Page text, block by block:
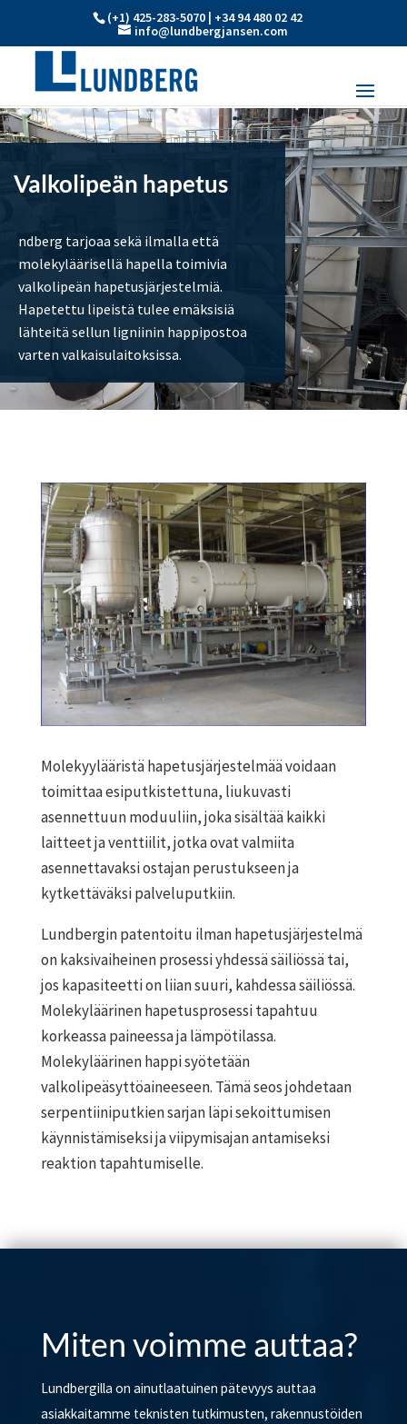
(+1) 425-283-5070 | +34 94 480 02 42
info@lundbergjansen.com
Valkolipeän hapetus
ndberg tarjoaa sekä ilmalla että
molekyläärisellä hapella toimivia
valkolipeän hapetusjärjestelmiä.
Hapetettu lipeistä tulee emäksisiä
lähteitä sellun ligniinin happipostoa
varten valkaisulaitoksissa.
Molekyylääristä hapetusjärjestelmää voidaan
toimittaa esiputkistettuna, liukuvasti
asennettuun moduuliin, joka sisältää kaikki
laitteet ja venttiilit, jotka ovat valmiita
asennettavaksi ostajan perustukseen ja
kytkettäväksi palveluputkiin.
Lundbergin patentoitu ilman hapetusjärjestelmä
on kaksivaiheinen prosessi yhdessä säiliössä tai,
jos kapasiteetti on liian suuri, kahdessa säiliössä.
Molekyläärinen hapetusprosessi tapahtuu
korkeassa paineessa ja lämpötilassa.
Molekyläärinen happi syötetään
valkolipeäsyttöaineeseen. Tämä seos johdetaan
serpentiiniputkien sarjan läpi sekoittumisen
käynnistämiseksi ja viipymisajan antamiseksi
reaktion tapahtumiselle.
Miten voimme auttaa?
Lundbergilla on ainutlaatuinen pätevyys auttaa
asiakkaitamme teknisten tutkimusten, rakennustöiden